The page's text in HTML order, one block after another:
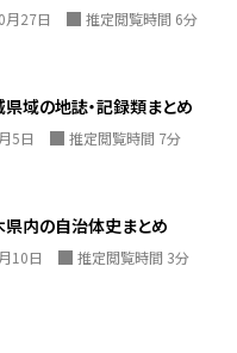
月27日 推定閲覧時間 6分
域の地誌・記録類まとめ
5日 推定閲覧時間 7分
内の自治体史まとめ
10日 推定閲覧時間 3分